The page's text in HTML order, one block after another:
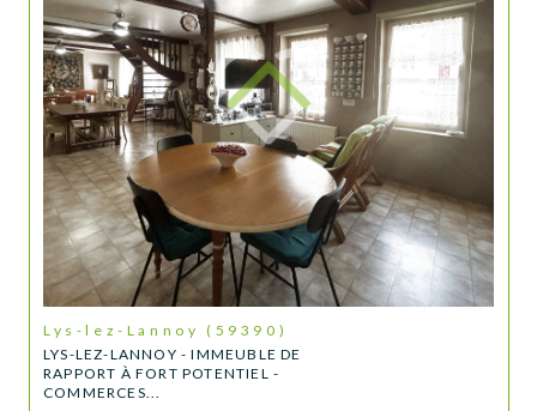
Lys-lez-Lannoy (59390)
LYS-LEZ-LANNOY - IMMEUBLE DE
RAPPORT À FORT POTENTIEL -
COMMERCES...